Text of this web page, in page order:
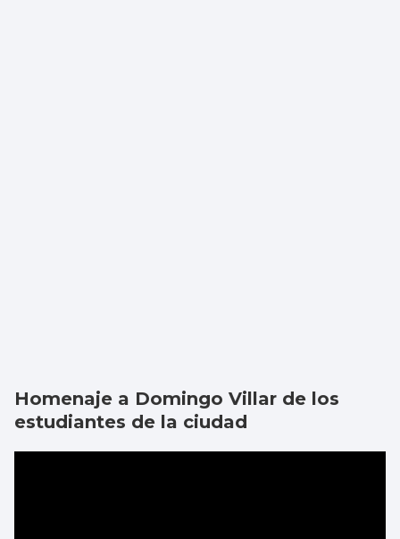
Homenaje a Domingo Villar de los
estudiantes de la ciudad